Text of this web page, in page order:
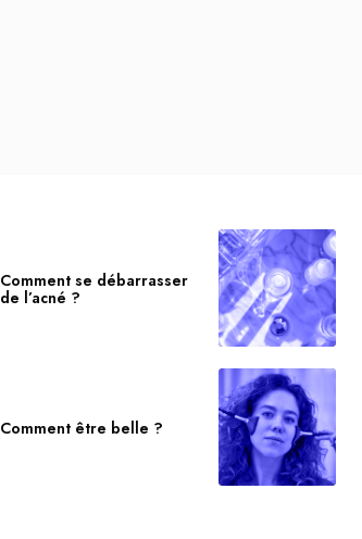
Comment se débarrasser
de l’acné ?
Comment être belle ?